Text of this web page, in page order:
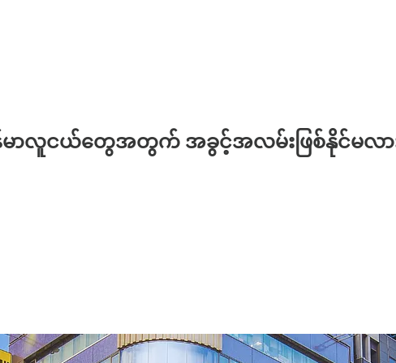
မာလူငယ်တွေအတွက် အခွင့်အလမ်းဖြစ်နိုင်မလာ